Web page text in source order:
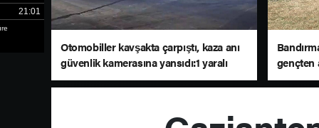
Otomobiller kavşakta çarpıştı, kaza anı
güvenlik kamerasına yansıdı:1 yaralı
gençten